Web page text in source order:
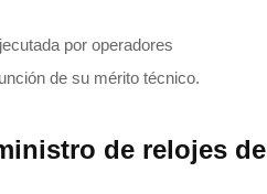
por operadores
de su mérito técnico.
de relojes de